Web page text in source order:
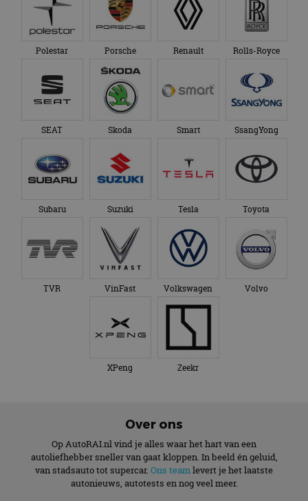
Polestar Porsche Renault Rolls-Royce
SEAT Skoda Smart SsangYong
Subaru Suzuki Tesla Toyota
TVR VinFast Volkswagen Volvo
XPeng Zeekr
Over ons
Op AutoRAI.nl vind je alles waar het hart van een
autoliefhebber sneller van gaat kloppen. In beeld én geluid,
van stadsauto tot supercar. Ons teamlevert je het laatste
autonieuws, autotests en nog veel meer.